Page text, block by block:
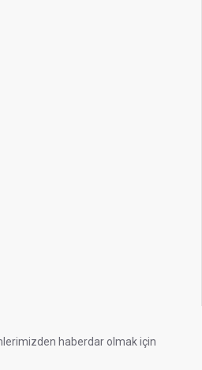
haberdar olmak için